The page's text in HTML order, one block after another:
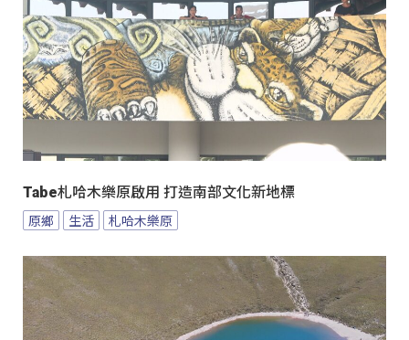
Tabe札哈木樂原啟用 打造南部文化新地標
原鄉 生活 札哈木樂原